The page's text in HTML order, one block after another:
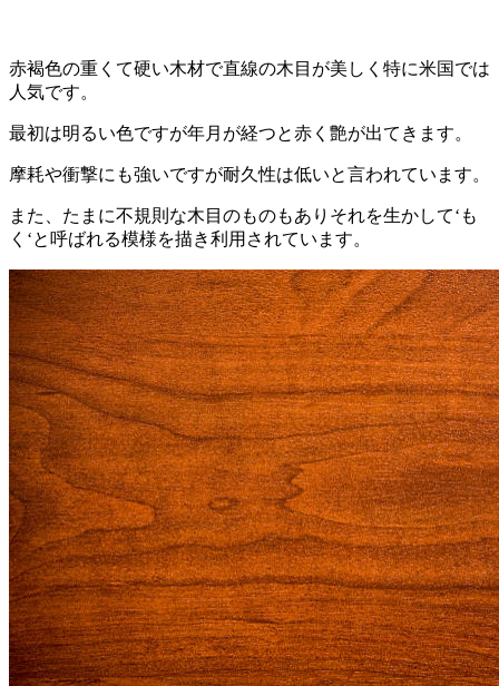
赤褐色の重くて硬い木材で直線の木目が美しく特に米国では
人気です。
最初は明るい色ですが年月が経つと赤く艶が出てきます。
摩耗や衝撃にも強いですが耐久性は低いと言われています。
また、たまに不規則な木目のものもありそれを生かして‘も
く‘と呼ばれる模様を描き利用されています。